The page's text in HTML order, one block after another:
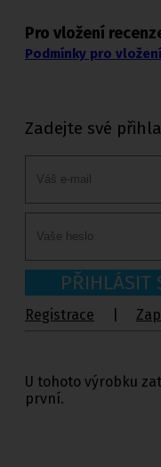
Pro vložení
Podmínky pro
Zadejte své
PŘIHLÁSIT
Registrace
U tohoto výrobku
první.